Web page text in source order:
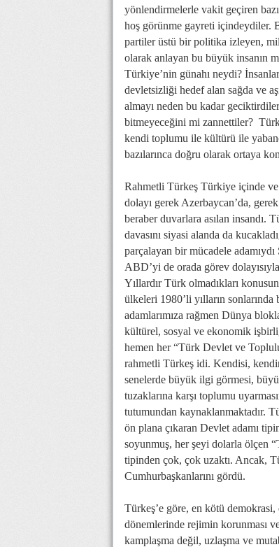
yönlendirmelerle vakit geçiren
hoş görünme gayreti içindeydiler.
partiler üstü bir politika izleyen,
olarak anlayan bu büyük insanın
Türkiye’nin günahı neydi?
devletsizliği hedef alan sağda ve
almayı neden bu kadar
bitmeyeceğini mi zannettiler?
kendi toplumu ile kültürü ile
bazılarınca doğru olarak ortaya
Rahmetli Türkeş Türkiye içinde
dolayı gerek Azerbaycan’da,
beraber duvarlara asılan insandı.
davasını siyasi alanda da
parçalayan bir mücadele
ABD’yi de orada görev
Yıllardır Türk olmadıkları
ülkeleri 1980’li yılların
adamlarımıza rağmen Dünya
kültürel, sosyal ve ekonomik
hemen her “Türk Devlet ve
rahmetli Türkeş idi. Kendisi,
senelerde büyük ilgi görmesi,
tuzaklarına karşı toplumu
tutumundan kaynaklanmaktadır.
ön plana çıkaran Devlet adamı
soyunmuş, her şeyi dolarla ölçen
tipinden çok, çok uzaktı. Ancak,
Cumhurbaşkanlarını gördü.
Türkeş’e göre, en kötü
dönemlerinde rejimin korunması
kamplaşma değil, uzlaşma ve